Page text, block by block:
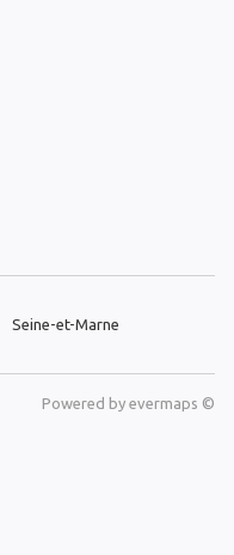
Seine-et-Marne
Powered by evermaps ©